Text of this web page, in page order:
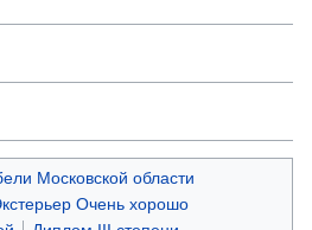
Московской области
Очень хорошо